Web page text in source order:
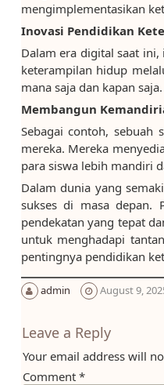
mengimplementasikan
Inovasi Pendidikan
Dalam era digital saat
keterampilan hidup
mana saja dan kapan
Membangun
Sebagai contoh, sebuah
mereka. Mereka
para siswa lebih mandiri
Dalam dunia yang
sukses di masa depan.
pendekatan yang tepat
untuk menghadapi
pentingnya pendidikan
admin August 9,
Leave a Reply
Your email address will
Comment *